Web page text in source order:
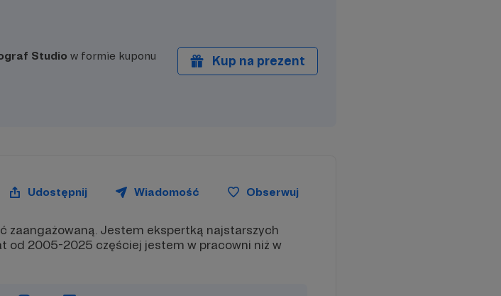
Studio w formie kuponu
Kup na prezent
Udostępnij Wiadomość Obserwuj
zaangażowaną. Jestem ekspertką najstarszych
od 2005-2025 częściej jestem w pracowni niż w